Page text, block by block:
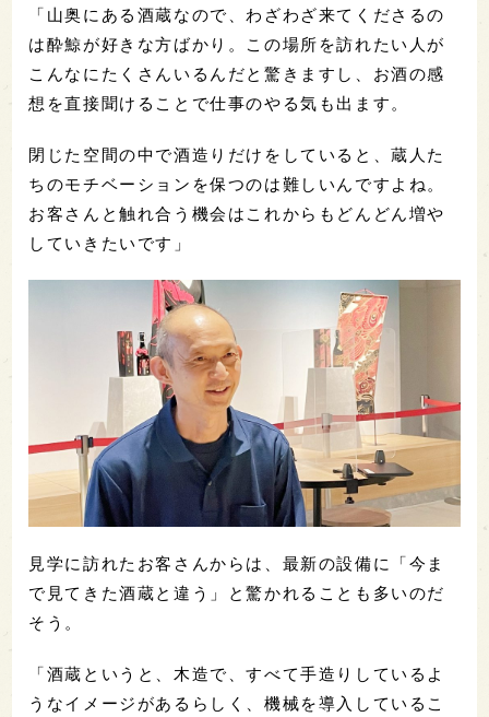
「山奥にある酒蔵なので、わざわざ来てくださるの
は酔鯨が好きな方ばかり。この場所を訪れたい人が
こんなにたくさんいるんだと驚きますし、お酒の感
想を直接聞けることで仕事のやる気も出ます。
閉じた空間の中で酒造りだけをしていると、蔵人た
ちのモチベーションを保つのは難しいんですよね。
お客さんと触れ合う機会はこれからもどんどん増や
していきたいです」
見学に訪れたお客さんからは、最新の設備に「今ま
で見てきた酒蔵と違う」と驚かれることも多いのだ
そう。
「酒蔵というと、木造で、すべて手造りしているよ
うなイメージがあるらしく、機械を導入しているこ